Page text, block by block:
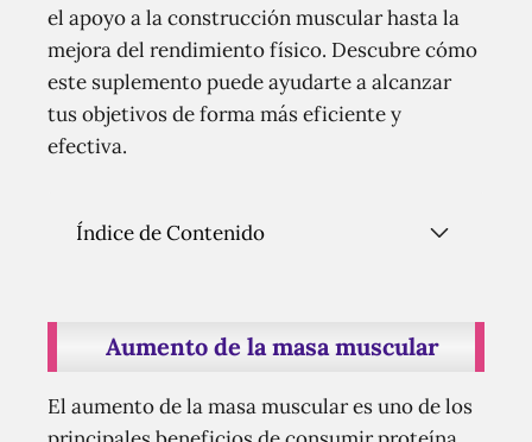
el apoyo a la construcción muscular hasta la
mejora del rendimiento físico. Descubre cómo
este suplemento puede ayudarte a alcanzar
tus objetivos de forma más eficiente y
efectiva.
Índice de Contenido
Aumento de la masa muscular
El aumento de la masa muscular es uno de los